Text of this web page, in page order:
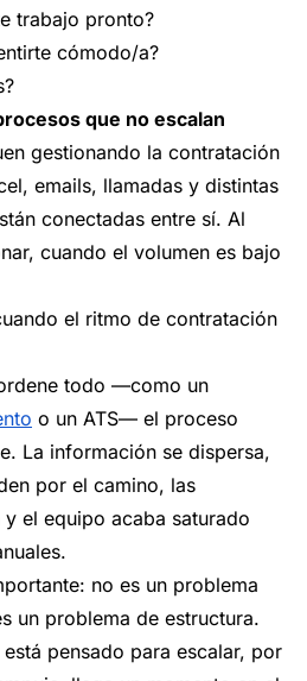
trabajo pronto?
cómodo/a?
que no escalan
gestionando la contratación
emails, llamadas y distintas
conectadas entre sí. Al
cuando el volumen es bajo
el ritmo de contratación
todo —como un
o un ATS— el proceso
La información se dispersa,
por el camino, las
y el equipo acaba saturado
no es un problema
un problema de estructura.
pensado para escalar, por